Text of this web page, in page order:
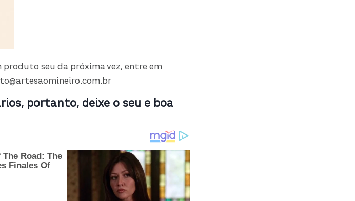
produto seu da próxima vez, entre em
portanto, deixe o seu e boa